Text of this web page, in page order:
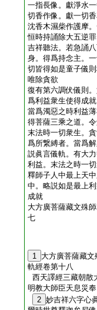
一指長像。獻淨水
切香作像。獻一切
沈香木濕柴作護摩
恒時持誦除大五逆
吉祥聽法。若急誦
身。得爲持念主。
切皆得如是童子儀
唯除貪欲
復有第六調伏儀則
爲利益衆生使得成
當爲濁惡之時利益
得菩薩三乘之道。
末法時一切衆生。
爲所繋縛者。當爲
説眞言儀軌。有大
利益。末法之時一
釋師子人中最上天
中。略説如是最上
成就
大方廣菩薩藏文殊
七
1 大方廣菩薩藏
軌經卷第十八
西天譯經三藏朝散
明教大師臣天
2 妙吉祥六字心